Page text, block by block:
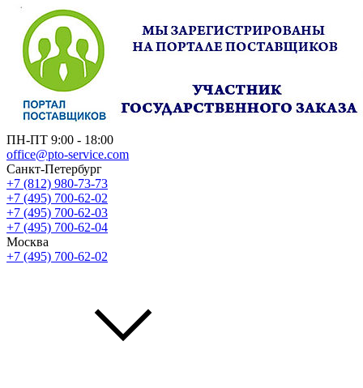
ПН-ПТ 9:00 - 18:00
office@pto-service.com
Санкт-Петербург
+7 (812) 980-73-73
+7 (495) 700-62-02
+7 (495) 700-62-03
+7 (495) 700-62-04
Москва
+7 (495) 700-62-02